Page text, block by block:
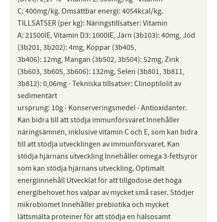
C: 400mg/kg. Omsättbar energi: 4054kcal/kg.
TILLSATSER (per kg): Näringstillsatser: Vitamin
A: 21500IE, Vitamin D3: 1000IE, Järn (3b103): 40mg, Jod
(3b201, 3b202): 4mg, Koppar (3b405,
3b406): 12mg, Mangan (3b502, 3b504): 52mg, Zink
(3b603, 3b605, 3b606): 132mg, Selen (3b801, 3b811,
3b812): 0,06mg - Tekniska tillsatser: Clinoptilolit av
sedimentärt
ursprung: 10g - Konserveringsmedel - Antioxidanter.
Kan bidra till att stödja immunförsvaret Innehåller
näringsämnen, inklusive vitamin C och E, som kan bidra
till att stödja utvecklingen av immunförsvaret. Kan
stödja hjärnans utveckling Innehåller omega 3-fettsyror
som kan stödja hjärnans utveckling. Optimalt
energiinnehåll Utvecklat för att tillgodose det höga
energibehovet hos valpar av mycket små raser. Stödjer
mikrobiomet Innehåller prebiotika och mycket
lättsmälta proteiner för att stödja en hälsosamt